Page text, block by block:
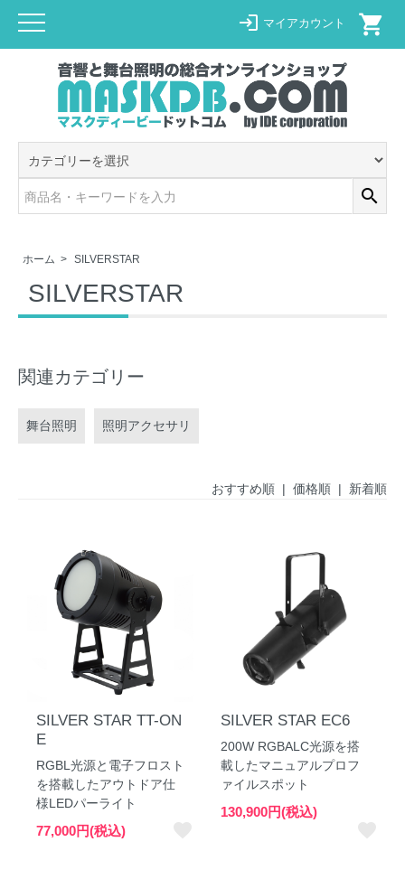
login マイアカウント shopping_cart
search
ホーム > SILVERSTAR
SILVERSTAR
関連カテゴリー
舞台照明 照明アクセサリ
おすすめ順 | 価格順 | 新着順
SILVER STAR TT-ON
E
RGBL光源と電子フロスト
を搭載したアウトドア仕
様LEDパーライト
77,000円(税込)
SILVER STAR EC6
200W RGBALC光源を搭
載したマニュアルプロフ
ァイルスポット
130,900円(税込)